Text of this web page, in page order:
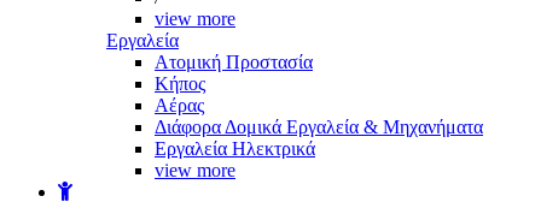
view more
Εργαλεία
Aτομική Προστασία
Kήπος
Αέρας
Διάφορα Δομικά Εργαλεία & Μηχανήματα
Εργαλεία Ηλεκτρικά
view more